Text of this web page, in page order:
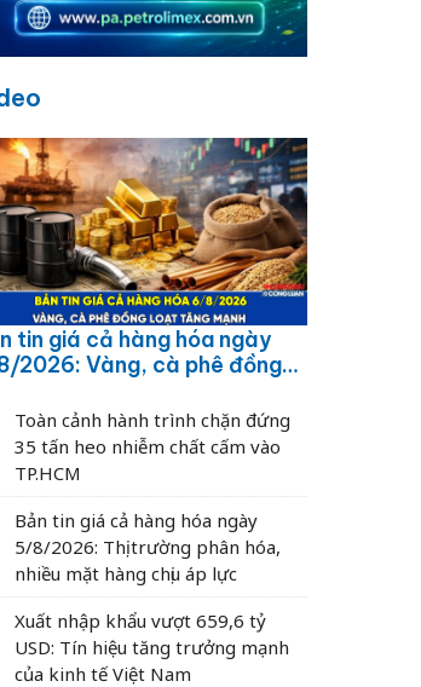
tin giá cả hàng hóa ngày
2026: Vàng, cà phê đồng
Toàn cảnh hành trình chặn đứng
35 tấn heo nhiễm chất cấm vào
TP.HCM
Bản tin giá cả hàng hóa ngày
5/8/2026: Thị trường phân hóa,
nhiều mặt hàng chịu áp lực
Xuất nhập khẩu vượt 659,6 tỷ
USD: Tín hiệu tăng trưởng mạnh
của kinh tế Việt Nam